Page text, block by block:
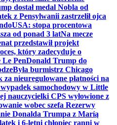
dostał medal Nobla od
z Pensylwanii zastrzelił ojca
USA: stopa procentowa
od ponad 3 latNa mecze
przedstawił projekt
który zadecyduje o
Le PenDonald Trump do
Była burmistrz Chicago
nieuregulowane płatności na
samochodowy w Little
nauczycielki CPS wyłowione z
wobec szefa Rezerwy
Donalda Trumpa z Maríą
i 6-letni chłopiec ranni w